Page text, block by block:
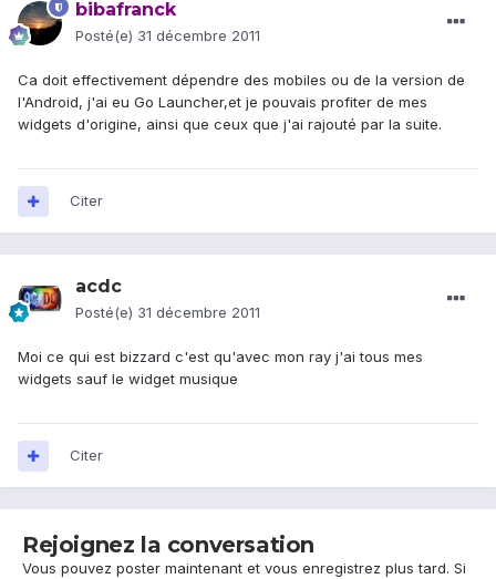
bibafranck
Posté(e) 31 décembre 2011
Ca doit effectivement dépendre des mobiles ou de la version de
l'Android, j'ai eu Go Launcher,et je pouvais profiter de mes
widgets d'origine, ainsi que ceux que j'ai rajouté par la suite.
Citer
acdc
Posté(e) 31 décembre 2011
Moi ce qui est bizzard c'est qu'avec mon ray j'ai tous mes
widgets sauf le widget musique
Citer
Rejoignez la conversation
Vous pouvez poster maintenant et vous enregistrez plus tard. Si